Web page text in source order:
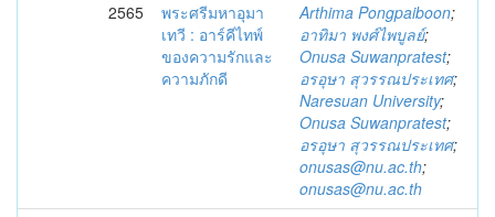
2565
พระศรีมหาอุมา
เทวี : อาร์คีไทพ์
ของความรักและ
ความภักดี
Arthima Pongpaiboon;
อาทิมา พงศ์ไพบูลย์;
Onusa Suwanpratest;
อรอุษา สุวรรณประเทศ;
Naresuan University;
Onusa Suwanpratest;
อรอุษา สุวรรณประเทศ;
onusas@nu.ac.th;
onusas@nu.ac.th